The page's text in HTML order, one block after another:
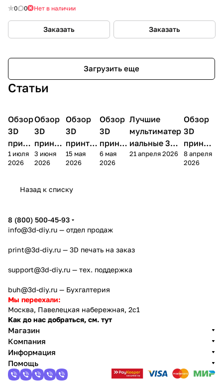
0 0 Нет в наличии
Заказать Заказать
Загрузить еще
Статьи
3D
принтеры
Обзор
3D
принт
ера
Bamb
1 июля
2026
3D
принтеры
Обзор
3D
принте
ра
Anycubi
4
3 июня
2026
3D
принтеры
Обзор
3D
принтер
а
FlashFo
Creator
15 мая
2026
3D
принтеры
Обзор
3D
принте
ра
Bambu
6 мая
2026
3D принтеры
Лучшие
мультиматер
иальные 3D
принтеры на
21 апреля 2026
3D
Обзор
3D
принте
ра
FlashF
8 апреля
2026
Назад к списку
8 (800) 500-45-93
info@3d-diy.ru — отдел продаж
print@3d-diy.ru — 3D печать на заказ
support@3d-diy.ru — тех. поддержка
buh@3d-diy.ru — Бухгалтерия
Мы переехали:
Москва, Павелецкая набережная, 2с1
Как до нас добраться, см. тут
Магазин
Компания
Информация
Помощь